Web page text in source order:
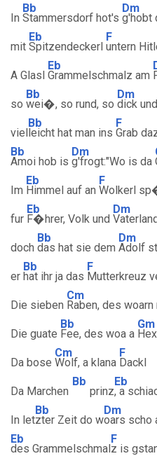
In
Bb
Stammersdorf hot's
Dm
g'hobt
mit
Eb
Spitzendeckerl
F
untern
A Glasl
Eb
Grammelschmalz am
so
Bb
wei�, so rund, so
Dm
dick
viel
Bb
leicht hat man ins
F
Grab
Bb
Amoi hob is
Dm
g'frogt:"Wo is da
Im
Eb
Himmel auf an
F
Wolkerl
fur
Eb
F�hrer, Volk und
Dm
doch
Bb
das hat sie dem
Dm
Adolf
er
Bb
hat ihr ja das
F
Mutterkreuz
Die sieben
Cm
Raben, des woarn
Die guate
Bb
Fee, des woa a
Gm
Hex
Da bose
Cm
Wolf, a klana
F
Dackl
Da Marchen
Bb
prinz
Eb
, a
In let
Bb
zter Zeit do w
Dm
oars scho
Eb
des Grammelschmal
F
z is